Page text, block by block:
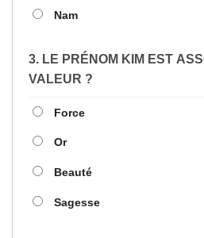
Nam
3. LE PRÉNOM KIM EST
VALEUR ?
Force
Or
Beauté
Sagesse